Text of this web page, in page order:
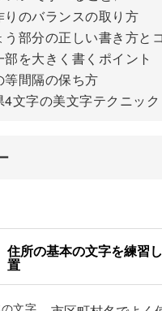
き方も解説しますよ。
の印象もアップ！
りのバランスの取り方
部分の正しい書き方と
を大きく書くポイント
等間隔の保ち方
文字の美文字テクニック
住所の基本の文字を練習
置